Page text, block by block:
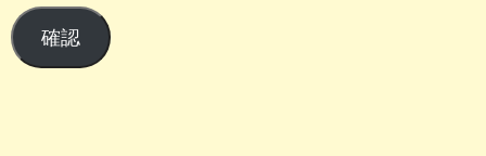
ア
ド
レ
確認